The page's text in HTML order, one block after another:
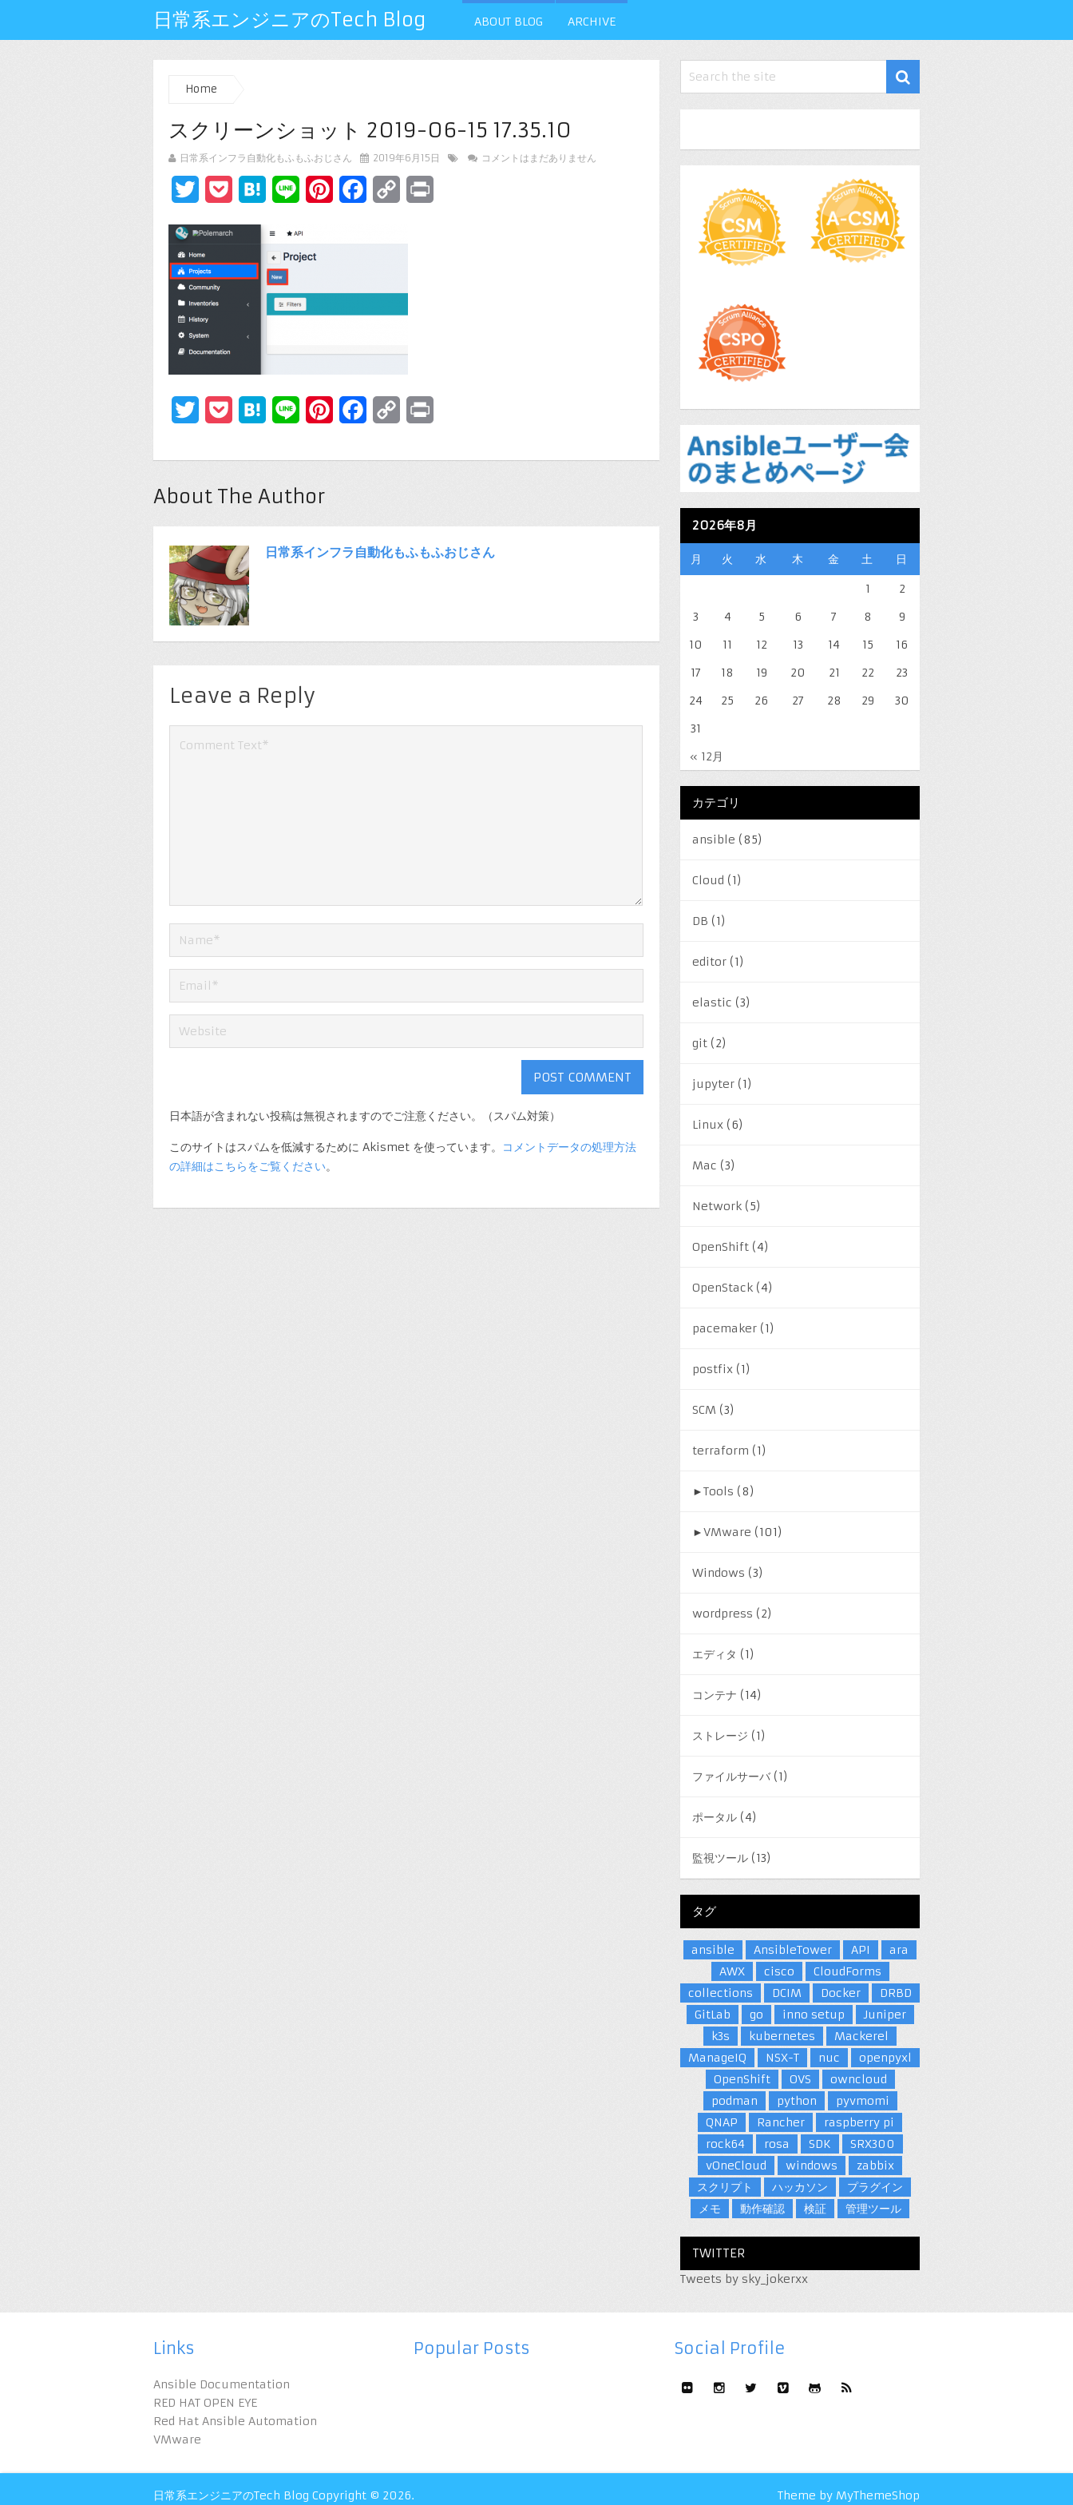
日常系エンジニアのTech Blog ABOUT BLOG ARCHIVE
Home
スクリーンショット 2019-06-15 17.35.10
日常系インフラ自動化もふもふおじさん 2019年6月15日 コメントはまだありません
TwitterPocketHatenaLine PinterestFacebook
Copy
TwitterPocketHatenaLine PinterestFacebook
Copy
About The Author
日常系インフラ自動化もふもふおじさん
Leave a Reply
日本語が含まれない投稿は無視されますのでご注意ください。（スパム対策）
このサイトはスパムを低減するために Akismet を使っています。
コメントデータの処理方法
の詳細はこちらをご覧ください。
2026年8月
月 火 水 木 金 土 日
« 12月
1
2
3
4 5 6 7 8
9
10
11 12 13 14 15
16
17
18 19 20 21 22
23
24
25 26 27 28 29
30
31
カテゴリ
ansible (85)
Cloud (1)
DB (1)
editor (1)
elastic (3)
git (2)
jupyter (1)
Linux (6)
Mac (3)
Network (5)
OpenShift (4)
OpenStack (4)
pacemaker (1)
postfix (1)
SCM (3)
terraform (1)
►Tools (8)
►VMware (101)
Windows (3)
wordpress (2)
エディタ (1)
コンテナ (14)
ストレージ (1)
ファイルサーバ(1)
ポータル (4)
監視ツール (13)
タグ
ansible AnsibleTower API
ara
AWX
cisco
CloudForms
collections
DCIM Docker
DRBD
GitLab
go inno setup
Juniper
k3s
kubernetes
Mackerel
ManageIQ
NSX-T nuc
openpyxl
OpenShift
OVS
owncloud
podman
python
pyvmomi
QNAP
Rancher
raspberry pi
rock64
rosa SDK
SRX300
vOneCloud
windows
zabbix
スクリプト
ハッカソン
プラグイン
メモ
動作確認 検証 管理ツール
TWITTER
Tweets by sky_jokerxx
Links
Ansible Documentation
RED HAT OPEN EYE
Red Hat Ansible Automation
VMware
Popular Posts Social Profile
日常系エンジニアのTech Blog Copyright © 2026. Theme by MyThemeShop